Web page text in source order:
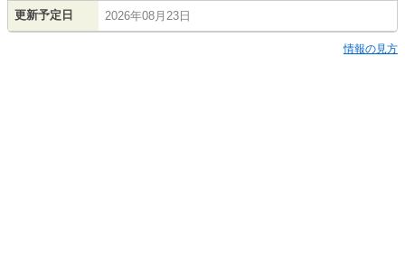
更新予定日 2026年08月23日
情報の見方